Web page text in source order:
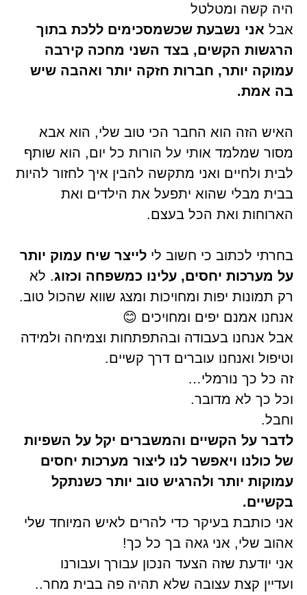
היה קשה ומטלטל
אבל אני נשבעת שכשמסכימים ללכת בתוך
הרגשות הקשים, בצד השני מחכה קירבה
עמוקה יותר, חברות חזקה יותר ואהבה שיש
בה אמת.
האיש הזה הוא החבר הכי טוב שלי, הוא אבא
מסור שמלמד אותי על הורות כל יום, הוא שותף
לבית ולחיים ואני מתקשה להבין איך לחזור להיות
בבית מבלי שהוא יתפעל את הילדים ואת
הארוחות ואת הכל בעצם.
בחרתי לכתוב כי חשוב לי לייצר שיח עמוק יותר
על מערכות יחסים, עלינו כמשפחה וכזוג. לא
רק תמונות יפות ומחויכות ומצג שווא שהכול טוב.
אנחנו אמנם יפים ומחויכים 😊
אבל אנחנו בעבודה ובהתפתחות וצמיחה ולמידה
וטיפול ואנחנו עוברים דרך קשיים.
זה כל כך נורמלי…
וכל כך לא מדובר.
וחבל.
לדבר על הקשיים והמשברים יקל על השפיות
של כולנו ויאפשר לנו ליצור מערכות יחסים
עמוקות יותר ולהרגיש טוב יותר כשנתקל
בקשיים.
אני כותבת בעיקר כדי להרים לאיש המיוחד שלי
אהוב שלי, אני גאה בך כל כך!
אני יודעת שזה הצעד הנכון עבורך ועבורנו
ועדיין קצת עצובה שלא תהיה פה בבית מחר..